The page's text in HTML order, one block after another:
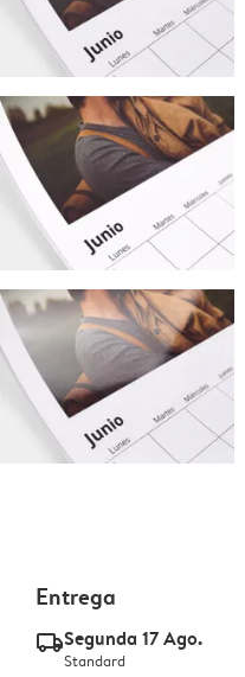
Entrega
delivery_standard_v2Segunda 17 Ago.
Standard